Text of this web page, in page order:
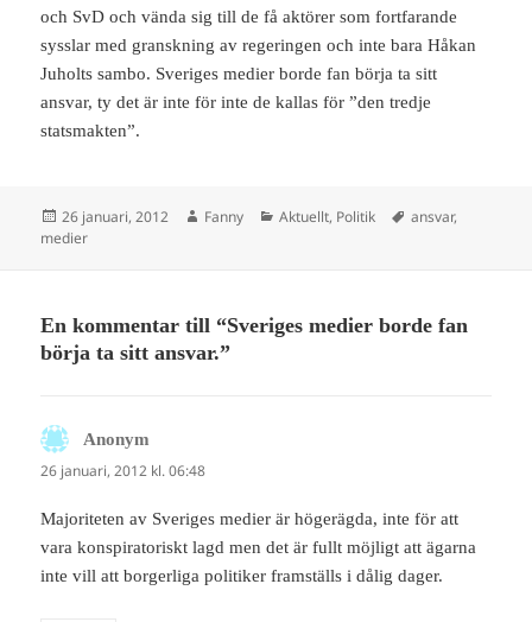
och SvD och vända sig till de få aktörer som fortfarande
sysslar med granskning av regeringen och inte bara Håkan
Juholts sambo. Sveriges medier borde fan börja ta sitt
ansvar, ty det är inte för inte de kallas för ”den tredje
statsmakten”.
Postat
26 januari, 2012 Författare
Fanny Kategorier
Aktuellt, Politik Taggar
ansvar,
medier
En kommentar till “Sveriges medier borde fan
börja ta sitt ansvar.”
Anonym
26 januari, 2012 kl. 06:48
Majoriteten av Sveriges medier är högerägda, inte för att
vara konspiratoriskt lagd men det är fullt möjligt att ägarna
inte vill att borgerliga politiker framställs i dålig dager.